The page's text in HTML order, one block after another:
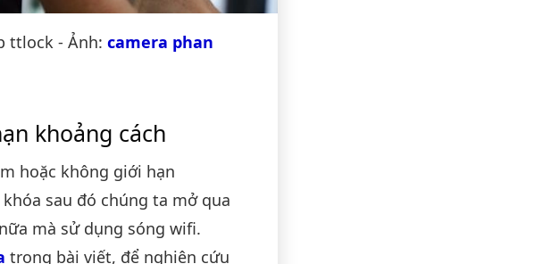
ttlock - Ảnh: camera phan
khoảng cách
hoặc không giới hạn
sau đó chúng ta mở qua
mà sử dụng sóng wifi.
trong bài viết, để nghiên cứu